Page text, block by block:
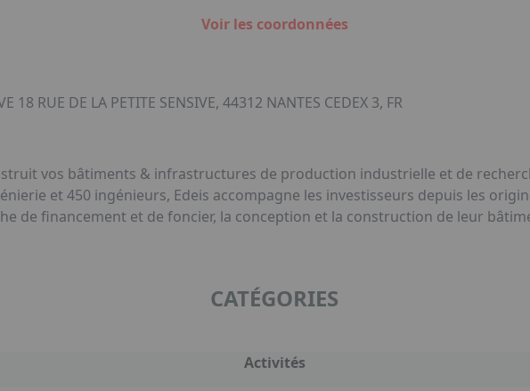
Voir les coordonnées
18 RUE DE LA PETITE SENSIVE, 44312 NANTES CEDEX 3, FR
vos bâtiments & infrastructures de production industrielle et de
et 450 ingénieurs, Edeis accompagne les investisseurs depuis les
de financement et de foncier, la conception et la construction de leur
CATÉGORIES
Activités